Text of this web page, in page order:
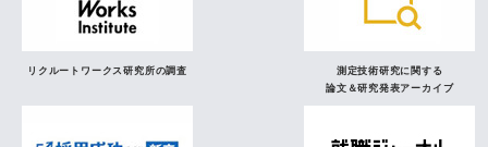
リクルートワークス研究所の調査
測定技術研究に関する
論文＆研究発表アーカイブ